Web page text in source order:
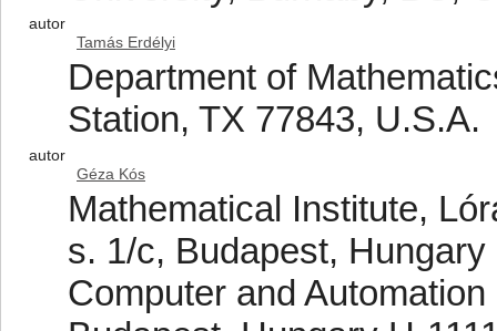
autor
Tamás Erdélyi
Department of
Station, TX 77843, U.S.A.
autor
Géza Kós
Mathematical Institute,
s. 1/c, Budapest, Hungary
Computer and